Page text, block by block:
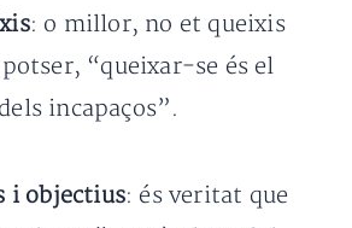
: o millor, no et queixis
“queixar-se és el
incapaços”.
i objectius: és veritat que